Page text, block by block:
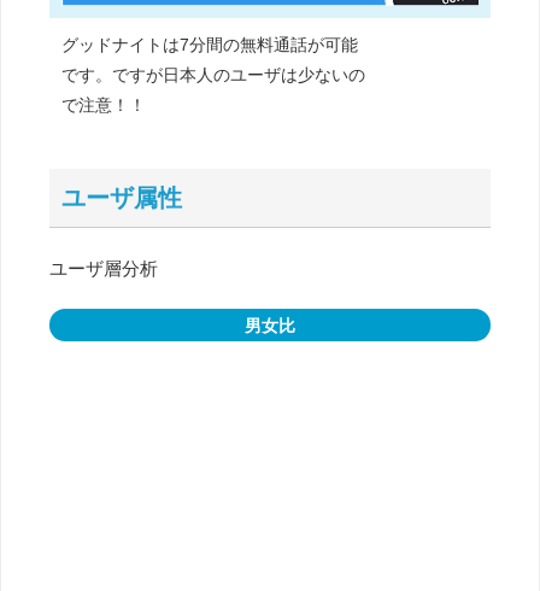
グッドナイトは7分間の無料通話が可能
です。ですが日本人のユーザは少ないの
で注意！！
ユーザ属性
ユーザ層分析
男女比